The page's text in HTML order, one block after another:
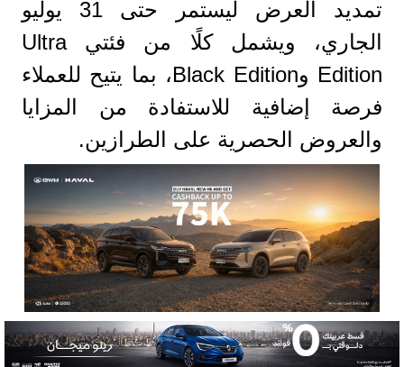
تمديد العرض ليستمر حتى 31 يوليو
الجاري، ويشمل كلًا من فئتي Ultra
Edition وBlack Edition، بما يتيح للعملاء
فرصة إضافية للاستفادة من المزايا
والعروض الحصرية على الطرازين.